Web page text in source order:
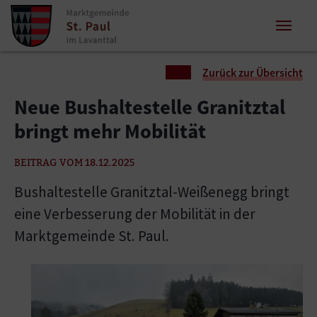
Zum Inhalt springen
Zum Seitenende springen
Zurück zur Übersicht
Neue Bushaltestelle Granitztal
bringt mehr Mobilität
BEITRAG VOM 18.12.2025
Bushaltestelle Granitztal-Weißenegg bringt
eine Verbesserung der Mobilität in der
Marktgemeinde St. Paul.